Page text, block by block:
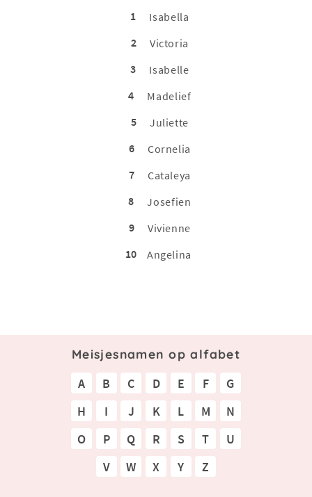
1
Isabella
2
Victoria
3
Isabelle
4
Madelief
5
Juliette
6
Cornelia
7
Cataleya
8
Josefien
9
Vivienne
10
Angelina
Meisjesnamen op alfabet
A B C D E F
G
H
I J K L M
N
O
P Q R S T
U
V
W X Y Z